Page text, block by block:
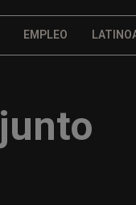
EMPLEO